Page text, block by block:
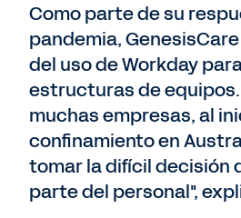
Como parte de su
pandemia,
del uso de Workday
estructuras de equipos.
muchas empresas, al
confinamiento en
tomar la difícil decisión
parte del personal",